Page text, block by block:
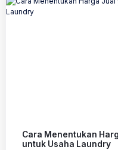
Cara Menentukan
untuk Usaha Laundry